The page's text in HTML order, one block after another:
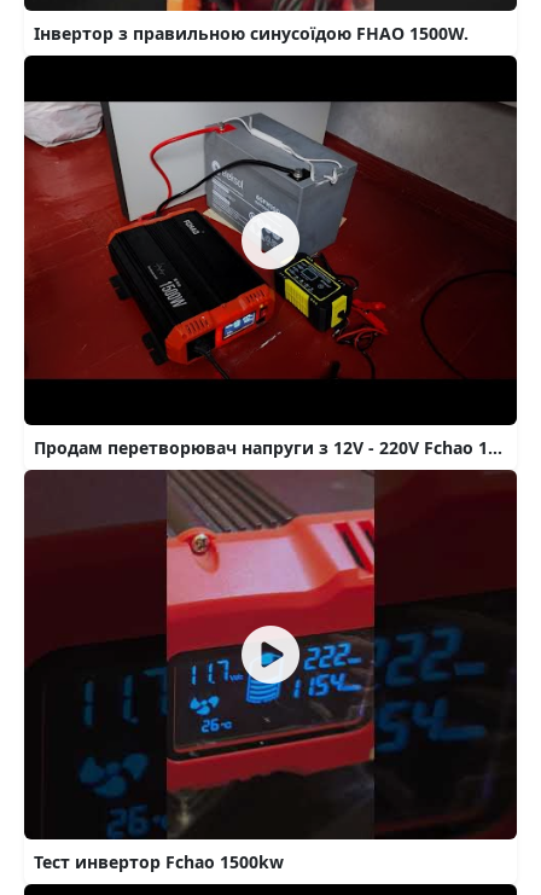
Інвертор з правильною синусоїдою FHAO 1500W.
Продам перетворювач напруги з 12V - 220V Fchao 1500W (3000W) преобразователь інвертор інвектор 12в
Тест инвертор Fchao 1500kw